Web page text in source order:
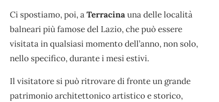
Ci spostiamo, poi, aTerracinauna delle località
balneari più famose del Lazio, che può essere
visitata in qualsiasi momento dell’anno, non solo,
nello specifico, durante i mesi estivi.
Il visitatore si può ritrovare di fronte un grande
patrimonio architettonico artistico e storico,